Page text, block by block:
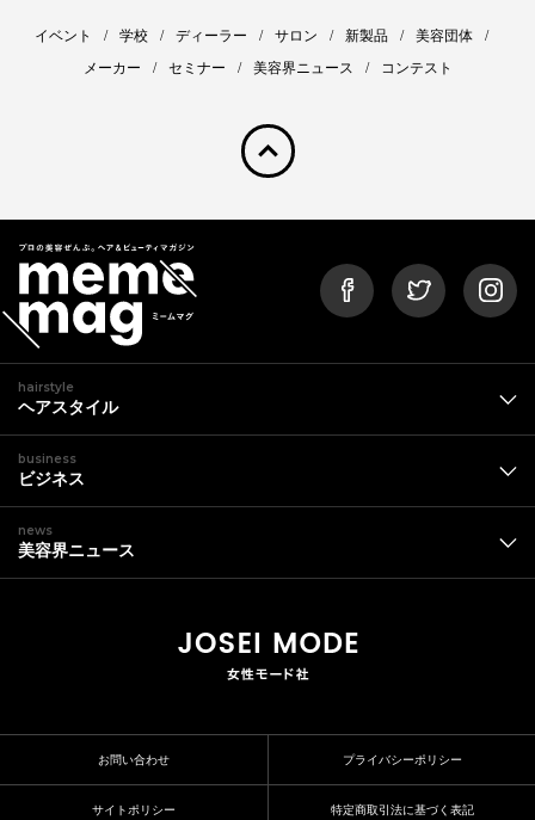
イベント 学校 ディーラー サロン 新製品
美容団体
メーカー
セミナー 美容界ニュース コンテスト
pagetop
hairstyle
ヘアスタイル
business
ビジネス
news
美容界ニュース
お問い合わせ プライバシーポリシー
サイトポリシー 特定商取引法に基づく表記